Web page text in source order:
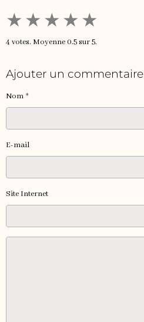
★ ★ ★ ★ ★
4votes. Moyenne0.5sur 5.
Ajouter un commentaire
Nom
E-mail
Site Internet